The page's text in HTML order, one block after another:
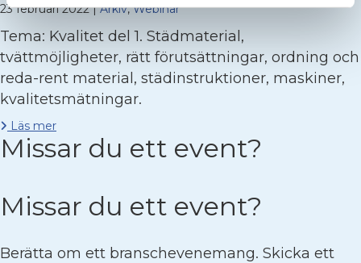
23 februari 2022|Arkiv,Webinar
Tema: Kvalitet del 1. Städmaterial,
tvättmöjligheter, rätt förutsättningar, ordning och
reda-rent material, städinstruktioner, maskiner,
kvalitetsmätningar.
Läs mer
Missar du ett event?
Missar du ett event?
Berätta om ett branschevenemang. Skicka ett